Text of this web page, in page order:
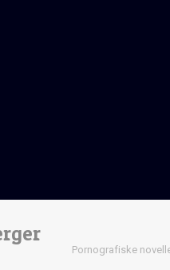
Pornografiske